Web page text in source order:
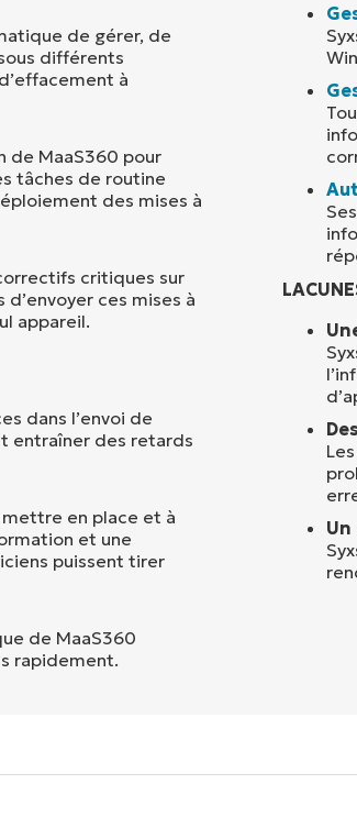
de gérer, de
différents
à
de MaaS360 pour
tâches de routine
des mises à
critiques sur
ces mises à
appareil.
dans l’envoi de
entraîner des retards
en place et à
et une
puissent tirer
de MaaS360
rapidement.
Un